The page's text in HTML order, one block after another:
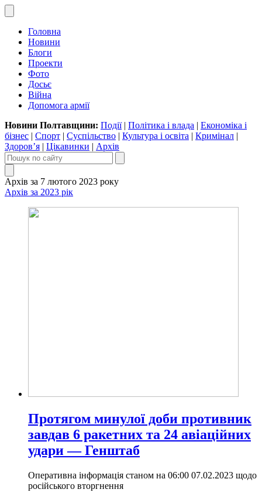
Головна
Новини
Блоги
Проекти
Фото
Досьє
Війна
Допомога армії
Новини Полтавщини: Події| Політика і влада | Економіка і
бізнес | Спорт | Суспільство | Культура і освіта | Кримінал |
Здоров’я | Цікавинки | Архів
Архів за 7 лютого 2023 року
Архів за 2023 рік
Протягом минулої доби противник
завдав 6 ракетних та 24 авіаційних
удари — Генштаб
Оперативна інформація станом на 06:00 07.02.2023 щодо
російського вторгнення